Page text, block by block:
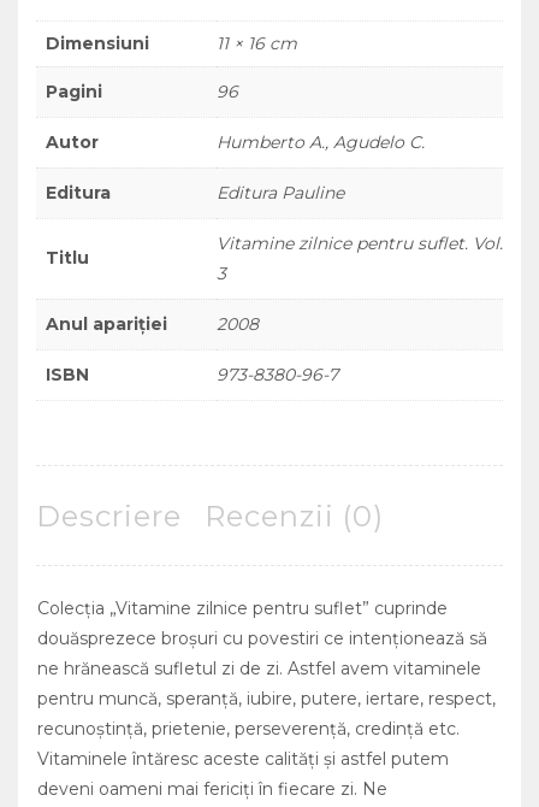
Dimensiuni 11 × 16 cm
Pagini 96
Autor Humberto A., Agudelo C.
Editura Editura Pauline
Titlu
Vitamine zilnice pentru suflet. Vol.
3
Anul apariției 2008
ISBN 973-8380-96-7
Descriere Recenzii (0)
Colecţia „Vitamine zilnice pentru suflet” cuprinde
douăsprezece broșuri cu povestiri ce intenţionează să
ne hrănească sufletul zi de zi. Astfel avem vitaminele
pentru muncă, speranţă, iubire, putere, iertare, respect,
recunoștință, prietenie, perseverență, credinţă etc.
Vitaminele întăresc aceste calităţi şi astfel putem
deveni oameni mai fericiți în fiecare zi. Ne